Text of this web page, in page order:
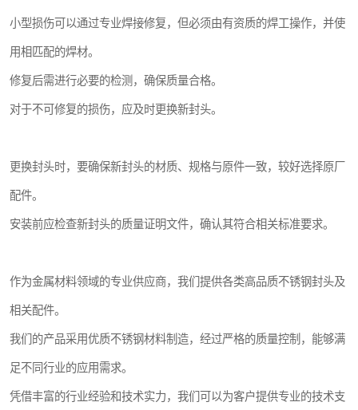
小型损伤可以通过专业焊接修复，但必须由有资质的焊工操作，并使
用相匹配的焊材。
修复后需进行必要的检测，确保质量合格。
对于不可修复的损伤，应及时更换新封头。
更换封头时，要确保新封头的材质、规格与原件一致，较好选择原厂
配件。
安装前应检查新封头的质量证明文件，确认其符合相关标准要求。
作为金属材料领域的专业供应商，我们提供各类高品质不锈钢封头及
相关配件。
我们的产品采用优质不锈钢材料制造，经过严格的质量控制，能够满
足不同行业的应用需求。
凭借丰富的行业经验和技术实力，我们可以为客户提供专业的技术支